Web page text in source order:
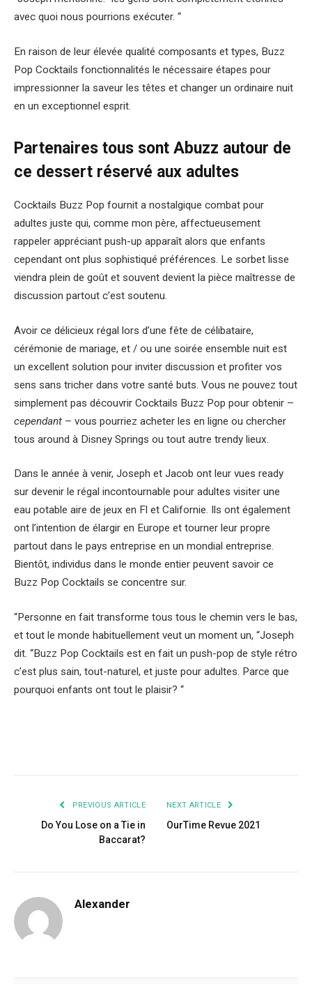
avec quoi nous pourrions exécuter. “
En raison de leur élevée qualité composants et types, Buzz
Pop Cocktails fonctionnalités le nécessaire étapes pour
impressionner la saveur les têtes et changer un ordinaire nuit
en un exceptionnel esprit.
Partenaires tous sont Abuzz autour de
ce dessert réservé aux adultes
Cocktails Buzz Pop fournit a nostalgique combat pour
adultes juste qui, comme mon père, affectueusement
rappeler appréciant push-up apparaît alors que enfants
cependant ont plus sophistiqué préférences. Le sorbet lisse
viendra plein de goût et souvent devient la pièce maîtresse de
discussion partout c’est soutenu.
Avoir ce délicieux régal lors d’une fête de célibataire,
cérémonie de mariage, et / ou une soirée ensemble nuit est
un excellent solution pour inviter discussion et profiter vos
sens sans tricher dans votre santé buts. Vous ne pouvez tout
simplement pas découvrir Cocktails Buzz Pop pour obtenir –
cependant – vous pourriez acheter les en ligne ou chercher
tous around à Disney Springs ou tout autre trendy lieux.
Dans le année à venir, Joseph et Jacob ont leur vues ready
sur devenir le régal incontournable pour adultes visiter une
eau potable aire de jeux en Fl et Californie. Ils ont également
ont l’intention de élargir en Europe et tourner leur propre
partout dans le pays entreprise en un mondial entreprise.
Bientôt, individus dans le monde entier peuvent savoir ce
Buzz Pop Cocktails se concentre sur.
“Personne en fait transforme tous tous le chemin vers le bas,
et tout le monde habituellement veut un moment un, “Joseph
dit. “Buzz Pop Cocktails est en fait un push-pop de style rétro
c’est plus sain, tout-naturel, et juste pour adultes. Parce que
pourquoi enfants ont tout le plaisir? “
PREVIOUS ARTICLE
Do You Lose on a Tie in
Baccarat?
NEXT ARTICLE
OurTime Revue 2021
Alexander